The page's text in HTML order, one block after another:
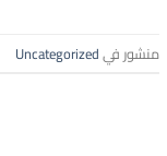
منشور فيUncategorized